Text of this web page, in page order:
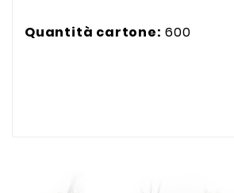
Quantità cartone: 600